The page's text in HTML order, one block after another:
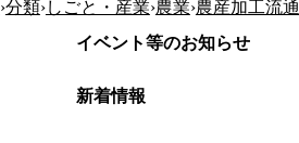
›分類›しごと・産業›農業›農産加工流通
イベント等のお知らせ
新着情報